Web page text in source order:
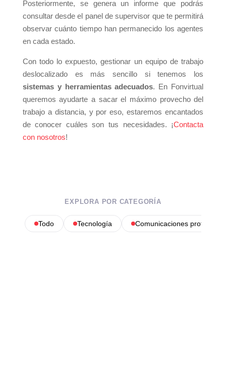
Posteriormente, se genera un informe que podrás
consultar desde el panel de supervisor que te permitirá
observar cuánto tiempo han permanecido los agentes
en cada estado.
Con todo lo expuesto, gestionar un equipo de trabajo
deslocalizado es más sencillo si tenemos los
sistemas y herramientas adecuados. En Fonvirtual
queremos ayudarte a sacar el máximo provecho del
trabajo a distancia, y por eso, estaremos encantados
de conocer cuáles son tus necesidades. ¡Contacta
con nosotros!
EXPLORA POR CATEGORÍA
Todo Tecnología Comunicaciones